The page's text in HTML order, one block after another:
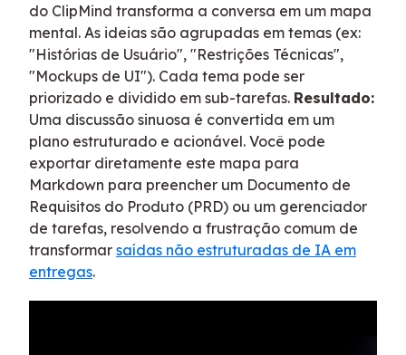
do ClipMind transforma a conversa em um mapa
mental. As ideias são agrupadas em temas (ex:
"Histórias de Usuário", "Restrições Técnicas",
"Mockups de UI"). Cada tema pode ser
priorizado e dividido em sub-tarefas. Resultado:
Uma discussão sinuosa é convertida em um
plano estruturado e acionável. Você pode
exportar diretamente este mapa para
Markdown para preencher um Documento de
Requisitos do Produto (PRD) ou um gerenciador
de tarefas, resolvendo a frustração comum de
transformar saídas não estruturadas de IA em
entregas.